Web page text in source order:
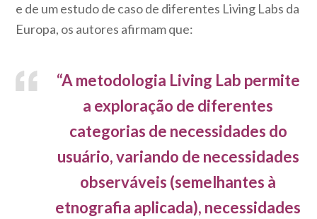
e de um estudo de caso de diferentes Living Labs da
Europa, os autores afirmam que:
“A metodologia Living Lab permite
a exploração de diferentes
categorias de necessidades do
usuário, variando de necessidades
observáveis (semelhantes à
etnografia aplicada), necessidades